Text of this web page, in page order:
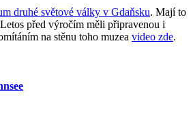
druhé světové války v Gdaňsku. Mají to
před výročím měli připravenou i
na stěnu toho muzea video zde.